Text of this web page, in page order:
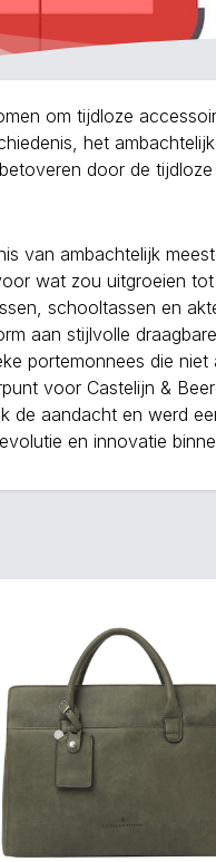
om tijdloze
het
door de
van ambachtelijk
wat zou uitgroeien
schooltassen en
aan stijlvolle
portemonnees die
voor Castelijn &
aandacht en werd
en innovatie